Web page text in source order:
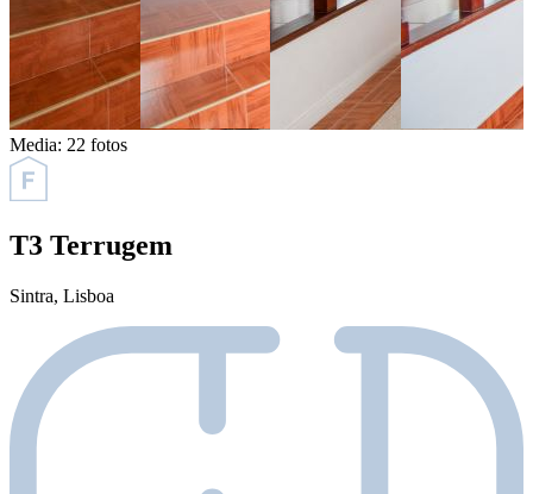
Media: 22 fotos
T3 Terrugem
Sintra, Lisboa